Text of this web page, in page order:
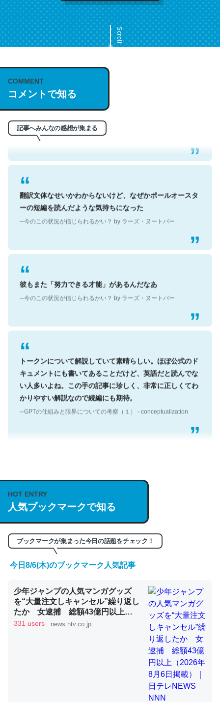
Scroll
COMMENT
コメントで知る
記事へみんなの感想が集まる
これは名文。彼はとてもクレバーなんだろうなと凄く思
─今のこの状況が信じられるかい？ by ラーズ・ヌートバー
翻訳文体なせいかわからないけど、なぜかポールオースタ
ーの短編を読んだような気持ちになった
─今のこの状況が信じられるかい？ by ラーズ・ヌートバー
彼もまた「努力できる才能」があるんだなあ
─今のこの状況が信じられるかい？ by ラーズ・ヌートバー
トークンについて解説していて素晴らしい。ほぼ公式のド
キュメントにも書いてあることだけど、英語だと読んでな
い人多いよね。この手の記事に珍しく、非常に正しくてわ
かりやすい解説なので続編にも期待。
─GPTの仕組みと限界についての考察（１） - conceptualization
説してる記事が少ないので貴重な良記事。/続編来た
https://isobe324649.hatenablog.com/entry/2023/03/27
/064121
─GPTの仕組みと限界についての考察（１） - conceptualization
くらい。小説でいう「ずっと前の伏線」は回収されないけ
ど、短期記憶というには多い分量。進化すればするほど分
かりやすく強くなりそう
─GPTの仕組みと限界についての考察（１） - conceptualization
昆虫ってカルシウム少ないのか。知らんかった。調べたら
HOT ENTRY
人気ブックマークで知る
ブックマークが集まった今日の話題をチェック！
今日8/6(木)のブックマーク人気記事
少年ジャンプの人気マンガグッズ
を“大量注文しキャンセル”繰り返し
たか 女逮捕 総額43億円以上
（2026年8月6日掲載）｜日テレ
331 users news.ntv.co.jp